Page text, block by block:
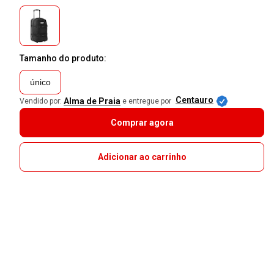
Tamanho do produto:
único
Vendido por: Alma de Praia e entregue por Centauro
Comprar agora
Adicionar ao carrinho